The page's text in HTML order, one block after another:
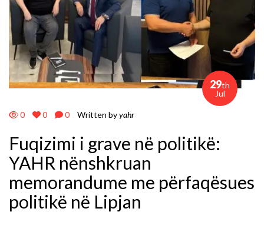
29th
Jul
0 0 0 Written byyahr
Fuqizimi i grave në politikë:
YAHR nënshkruan
memorandume me përfaqësues
politikë në Lipjan